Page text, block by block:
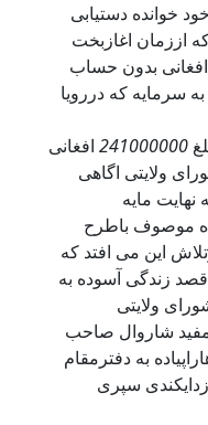
خوانده دستیابی
اززمان اغازبخت
بدون حساب
سرمایه که دررویا
241000000 افغانی
ولایتی اگاهی
نهایت مایه
موصوف باطرح
این می افتد که
قصد زندگی آسوده به
ولایتی
شاروال صاحب
به دفترمقام
سپری